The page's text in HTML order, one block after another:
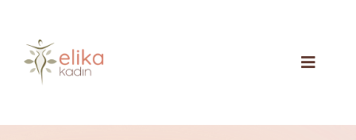
content
Toggle